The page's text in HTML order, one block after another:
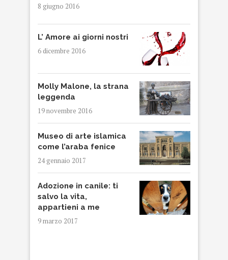
8 giugno 2016
L’ Amore ai giorni nostri
6 dicembre 2016
Molly Malone, la strana
leggenda
19 novembre 2016
Museo di arte islamica
come l’araba fenice
24 gennaio 2017
Adozione in canile: ti
salvo la vita,
appartieni a me
9 marzo 2017